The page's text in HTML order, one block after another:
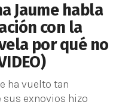
Jaume habla
con la
por qué no
ha vuelto tan
sus exnovios hizo